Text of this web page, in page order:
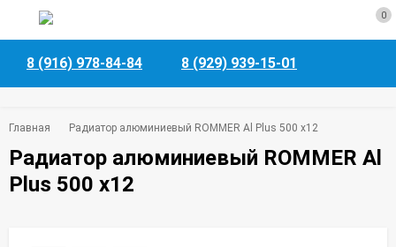
0
8 (916) 978-84-84 8 (929) 939-15-01
Главная Радиатор алюминиевый ROMMER Al Plus 500 x12
Радиатор алюминиевый ROMMER Al
Plus 500 x12